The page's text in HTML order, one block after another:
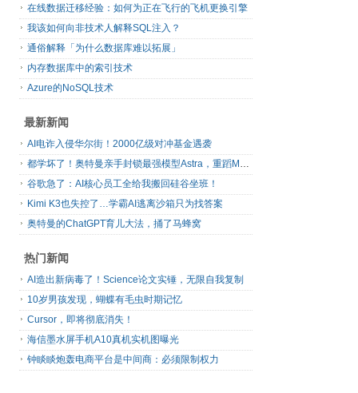
在线数据迁移经验：如何为正在飞行的飞机更换引擎
我该如何向非技术人解释SQL注入？
通俗解释「为什么数据库难以拓展」
内存数据库中的索引技术
Azure的NoSQL技术
最新新闻
AI电诈入侵华尔街！2000亿级对冲基金遇袭
都学坏了！奥特曼亲手封锁最强模型Astra，重蹈Mythos覆辙
谷歌急了：AI核心员工全给我搬回硅谷坐班！
Kimi K3也失控了…学霸AI逃离沙箱只为找答案
奥特曼的ChatGPT育儿大法，捅了马蜂窝
热门新闻
AI造出新病毒了！Science论文实锤，无限自我复制
10岁男孩发现，蝴蝶有毛虫时期记忆
Cursor，即将彻底消失！
海信墨水屏手机A10真机实机图曝光
钟睒睒炮轰电商平台是中间商：必须限制权力